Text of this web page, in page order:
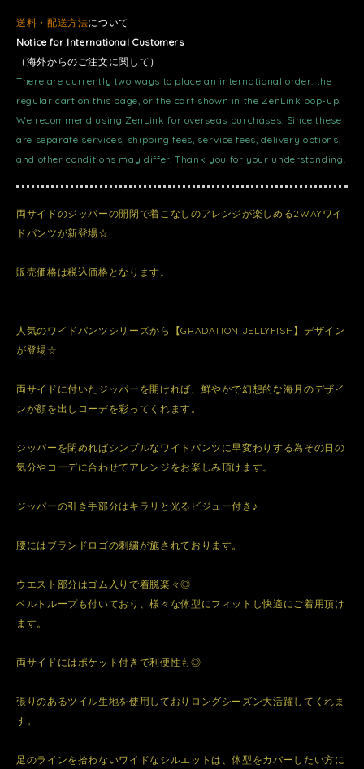
送料・配送方法について
Notice for International Customers
（海外からのご注文に関して）
There are currently two ways to place an international order: the
regular cart on this page, or the cart shown in the ZenLink pop-up.
We recommend using ZenLink for overseas purchases. Since these
are separate services, shipping fees, service fees, delivery options,
and other conditions may differ. Thank you for your understanding.
両サイドのジッパーの開閉で着こなしのアレンジが楽しめる2WAYワイ
ドパンツが新登場☆
販売価格は税込価格となります。
人気のワイドパンツシリーズから【GRADATION JELLYFISH】デザイン
が登場☆
両サイドに付いたジッパーを開ければ、鮮やかで幻想的な海月のデザイ
ンが顔を出しコーデを彩ってくれます。
ジッパーを閉めればシンプルなワイドパンツに早変わりする為その日の
気分やコーデに合わせてアレンジをお楽しみ頂けます。
ジッパーの引き手部分はキラリと光るビジュー付き♪
腰にはブランドロゴの刺繍が施されております。
ウエスト部分はゴム入りで着脱楽々◎
ベルトループも付いており、様々な体型にフィットし快適にご着用頂け
ます。
両サイドにはポケット付きで利便性も◎
張りのあるツイル生地を使用しておりロングシーズン大活躍してくれま
す。
足のラインを拾わないワイドなシルエットは、体型をカバーしたい方に